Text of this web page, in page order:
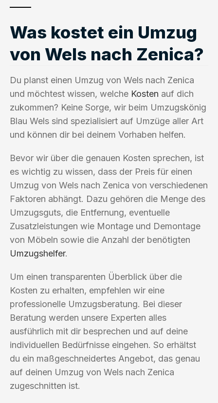
Was kostet ein Umzug
von Wels nach Zenica?
Du planst einen Umzug von Wels nach Zenica
und möchtest wissen, welche Kosten auf dich
zukommen? Keine Sorge, wir beim Umzugskönig
Blau Wels sind spezialisiert auf Umzüge aller Art
und können dir bei deinem Vorhaben helfen.
Bevor wir über die genauen Kosten sprechen, ist
es wichtig zu wissen, dass der Preis für einen
Umzug von Wels nach Zenica von verschiedenen
Faktoren abhängt. Dazu gehören die Menge des
Umzugsguts, die Entfernung, eventuelle
Zusatzleistungen wie Montage und Demontage
von Möbeln sowie die Anzahl der benötigten
Umzugshelfer.
Um einen transparenten Überblick über die
Kosten zu erhalten, empfehlen wir eine
professionelle Umzugsberatung. Bei dieser
Beratung werden unsere Experten alles
ausführlich mit dir besprechen und auf deine
individuellen Bedürfnisse eingehen. So erhältst
du ein maßgeschneidertes Angebot, das genau
auf deinen Umzug von Wels nach Zenica
zugeschnitten ist.